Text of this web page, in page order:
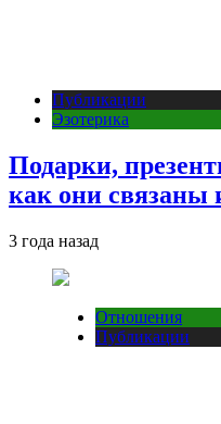
Публикации
Эзотерика
Подарки,
как они связаны
3 года назад
Отношения
Публикации